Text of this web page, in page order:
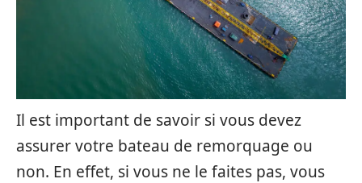
Il est important de savoir si vous devez
assurer votre bateau de remorquage ou
non. En effet, si vous ne le faites pas, vous